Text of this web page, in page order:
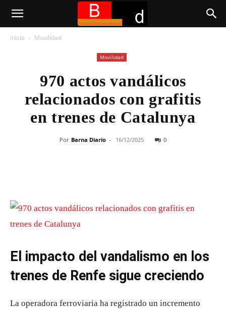
Inicio Movilidad
Movilidad
970 actos vandálicos
relacionados con grafitis
en trenes de Catalunya
Por Barna Diario - 16/12/2025 0
El impacto del vandalismo en los
trenes de Renfe sigue creciendo
La operadora ferroviaria ha registrado un incremento